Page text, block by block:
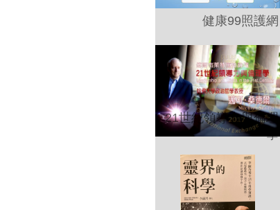
健康99照護網
21世紀領導力與倫理
學